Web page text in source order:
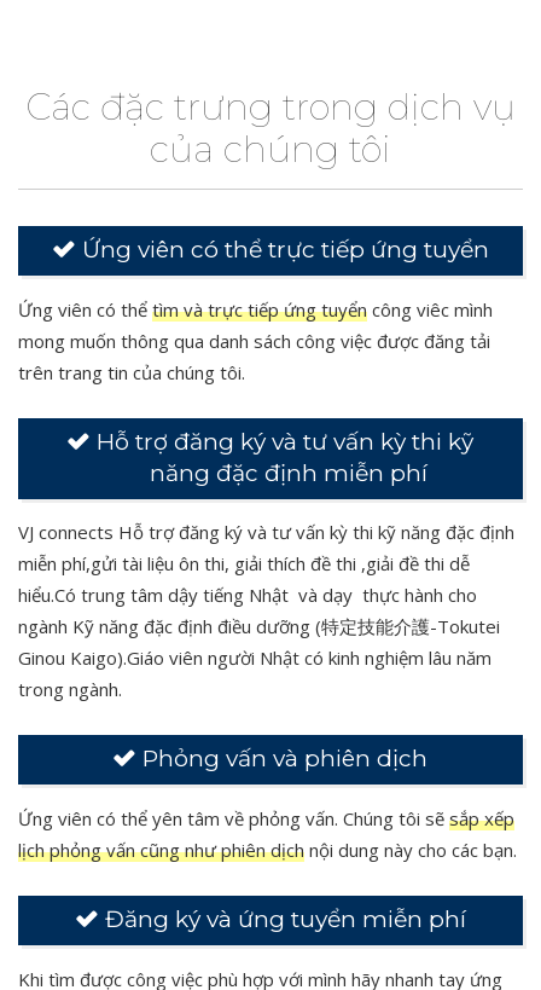
Các đặc trưng trong dịch vụ
của chúng tôi
Ứng viên có thể trực tiếp ứng tuyển
Ứng viên có thể tìm và trực tiếp ứng tuyển công viêc mình
mong muốn thông qua danh sách công việc được đăng tải
trên trang tin của chúng tôi.
Hỗ trợ đăng ký và tư vấn kỳ thi kỹ
năng đặc định miễn phí
VJ connects Hỗ trợ đăng ký và tư vấn kỳ thi kỹ năng đặc định
miễn phí,gửi tài liệu ôn thi, giải thích đề thi ,giải đề thi dễ
hiểu.Có trung tâm dậy tiếng Nhật và dạy thực hành cho
ngành Kỹ năng đặc định điều dưỡng (特定技能介護-Tokutei
Ginou Kaigo).Giáo viên người Nhật có kinh nghiệm lâu năm
trong ngành.
Phỏng vấn và phiên dịch
Ứng viên có thể yên tâm về phỏng vấn. Chúng tôi sẽ sắp xếp
lịch phỏng vấn cũng như phiên dịch nội dung này cho các bạn.
Đăng ký và ứng tuyển miễn phí
Khi tìm được công việc phù hợp với mình hãy nhanh tay ứng